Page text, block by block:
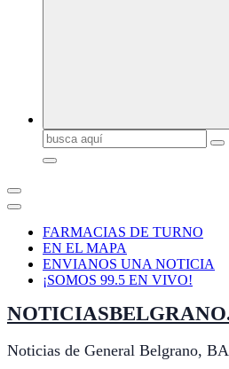
Buscar:
FARMACIAS DE TURNO
EN EL MAPA
ENVIANOS UNA NOTICIA
¡SOMOS 99.5 EN VIVO!
Noticias de General Belgrano, BA